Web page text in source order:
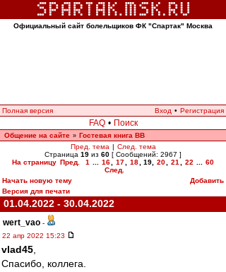
Официальный сайт болельщиков ФК "Спартак" Москва
Полная версия Вход • Регистрация
FAQ • Поиск
Общение на сайте » Гостевая книга ВВ
Пред. тема | След. тема
Страница 19 из 60 [ Сообщений: 2967 ]
На страницу Пред. 1 16 17 18 19 20 21 22
60
След.
Начать новую тему
Добавить
Версия для печати
01.04.2022 - 30.04.2022
wert_vao -
22 апр 2022 15:23
vlad45
Спасибо, коллега.